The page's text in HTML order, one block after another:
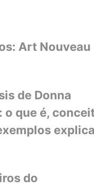
Art Nouveau
de Donna
o que é,
do